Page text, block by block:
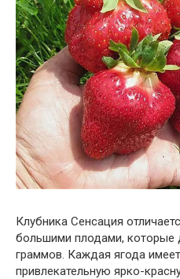
Клубника Сенсация
большими плодами, которые
граммов. Каждая ягода
привлекательную ярко-